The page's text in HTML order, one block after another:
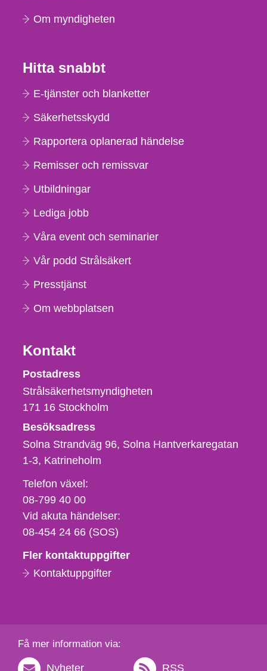
Om myndigheten
Hitta snabbt
E-tjänster och blanketter
Säkerhetsskydd
Rapportera oplanerad händelse
Remisser och remissvar
Utbildningar
Lediga jobb
Våra event och seminarier
Vår podd Strålsäkert
Presstjänst
Om webbplatsen
Kontakt
Strålsäkerhetsmyndigheten
Postadress
Strålsäkerhetsmyndigheten
171 16 Stockholm
Besöksadress
Solna Strandväg 96, Solna Hantverkaregatan
1-3 Katrineholm
Telefon,
fax
och
e-
Telefon växel:
08-799 40 00
Vid akuta händelser:
08-454 24 66 (SOS)
Fler kontaktuppgifter
Kontaktuppgifter
Få mer information via:
Nyheter RSS